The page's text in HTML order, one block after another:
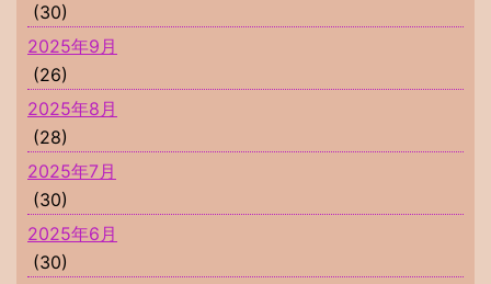
(30)
2025年9月
(26)
2025年8月
(28)
2025年7月
(30)
2025年6月
(30)